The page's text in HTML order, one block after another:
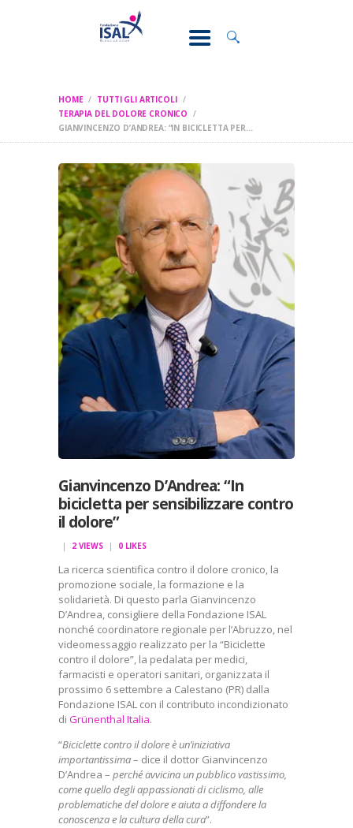
HOME
TUTTI GLI ARTICOLI
TERAPIA DEL DOLORE CRONICO
GIANVINCENZO D’ANDREA: “IN BICICLETTA PER...
CONOSCI IL
DOLORE
RICERCA
FORMAZIONE
CHI SIAMO
Gianvincenzo D’Andrea: “In
bicicletta per sensibilizzare contro
il dolore”
2 VIEWS 0 LIKES
La ricerca scientifica contro il dolore cronico, la
promozione sociale, la formazione e la
solidarietà. Di questo parla Gianvincenzo
D’Andrea, consigliere della Fondazione ISAL
nonché coordinatore regionale per l’Abruzzo, nel
videomessaggio realizzato per la “Biciclette
contro il dolore”, la pedalata per medici,
farmacisti e operatori sanitari, organizzata il
prossimo 6 settembre a Calestano (PR) dalla
Fondazione ISAL con il contributo incondizionato
di Grünenthal Italia.
“Biciclette contro il dolore è un’iniziativa
importantissima– dice il dottor Gianvincenzo
D’Andrea – perché avvicina un pubblico vastissimo,
come quello degli appassionati di ciclismo, alle
problematiche del dolore e aiuta a diffondere la
conoscenza e la cultura della cura”.